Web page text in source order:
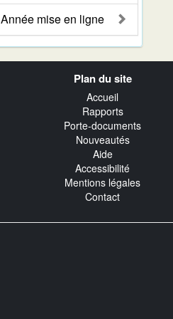
Année mise en ligne
Plan du site
Accueil
Rapports
Porte-documents
Nouveautés
Aide
Accessibilité
Mentions légales
Contact